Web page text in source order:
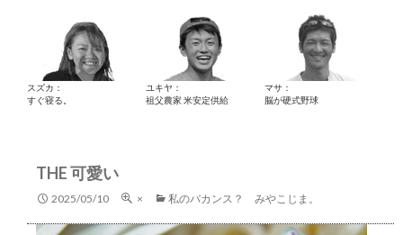
スズカ：
すぐ寝る。
ユキヤ：
祖父農家 米安定供給
マサ：
脳が硬式野球
THE 可愛い
2025/05/10 × 私のバカンス？ みやこじま。